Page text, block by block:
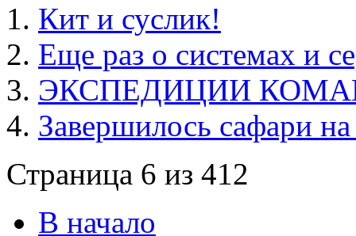
Кит и суслик!
Еще раз о системах и
ЭКСПЕДИЦИИ
Завершилось сафари
Страница 6 из 412
В начало